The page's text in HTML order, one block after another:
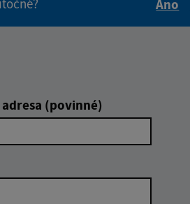
Áno
(povinné)